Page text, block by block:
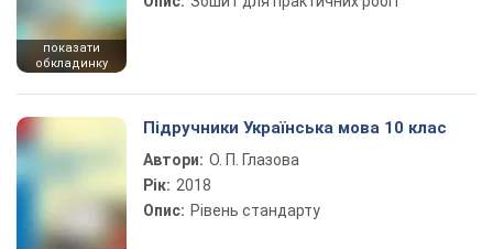
показати
обкладинку
Підручники Українська мова 10 клас
Автори: О. П. Глазова
Рік: 2018
Опис: Рівень стандарту